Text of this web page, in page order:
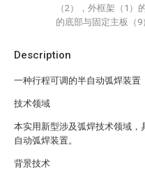
Description
一种行程可调的半自动弧焊装置
技术领域
本实用新型涉及弧焊技术领域，
自动弧焊装置。
背景技术
（2），外框架（1）
的底部与固定主板（9